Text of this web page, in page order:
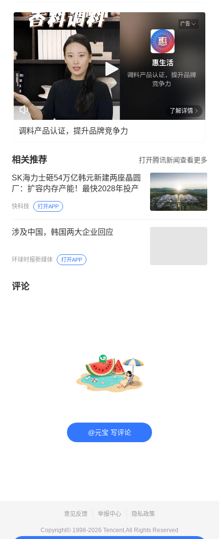
广告
了解详情
调料产品认证，提升品牌竞争力
相关推荐 打开腾讯新闻查看更多
SK海力士砸54万亿韩元新建两座晶圆
厂：扩容内存产能！最快2028年投产
快科技 打开APP
涉及中国，韩国两大企业回应
环球时报新媒体 打开APP
评论
@元宝 写评论
意见反馈 举报中心 隐私政策
Copyright© 1998-2026 Tencent.All Rights Reserved